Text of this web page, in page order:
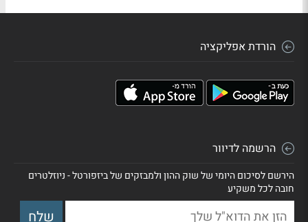
הורדת אפליקציה
הרשמה לדיוור
הירשם לסיכום היומי של שוק ההון ולמבזקים של ביזפורטל - ניוזלטרים
חובה לכל משקיע